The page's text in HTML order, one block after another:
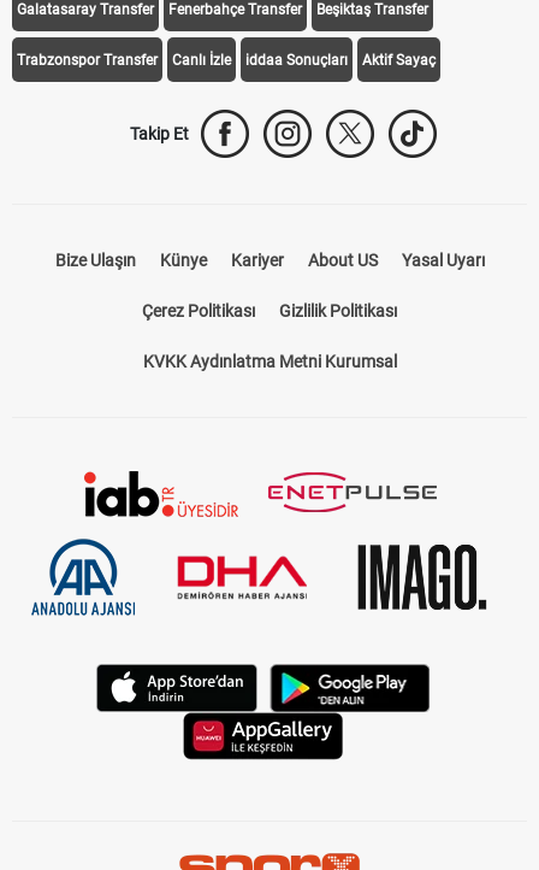
Galatasaray Transfer Fenerbahçe Transfer Beşiktaş Transfer
Trabzonspor Transfer Canlı İzle iddaa Sonuçları Aktif Sayaç
Takip Et
Bize Ulaşın Künye Kariyer About US Yasal Uyarı
Çerez Politikası Gizlilik Politikası
KVKK Aydınlatma Metni Kurumsal